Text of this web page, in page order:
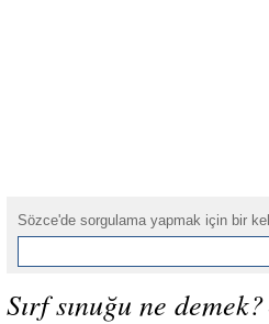
Sözce'de sorgulama yapmak için bir
Sırf sınuğu ne demek?